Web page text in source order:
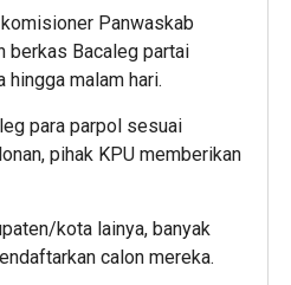
Panwaskab
berkas Bacaleg partai
malam hari.
para parpol sesuai
pihak KPU memberikan
kota lainya, banyak
calon mereka.